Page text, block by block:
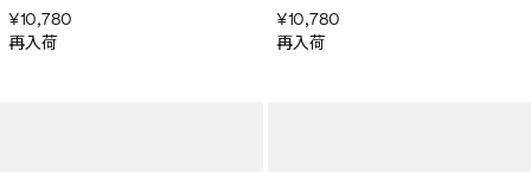
¥10,780
再入荷
¥10,780
再入荷